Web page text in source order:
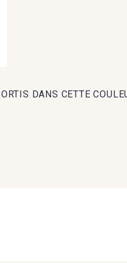
DANS CETTE